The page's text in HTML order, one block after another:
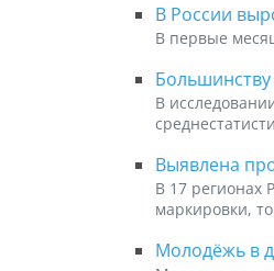
В России
В первые
В
Выявлена
В 17 регионах
маркировки,
Молодёжь в